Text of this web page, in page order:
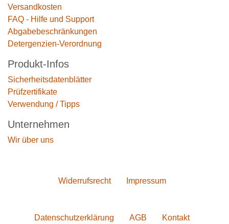
Versandkosten
FAQ - Hilfe und Support
Abgabebeschränkungen
Detergenzien-Verordnung
Produkt-Infos
Sicherheitsdatenblätter
Prüfzertifikate
Verwendung / Tipps
Unternehmen
Wir über uns
Widerrufs­recht Impressum
Daten­schutz­erklärung AGB Kontakt